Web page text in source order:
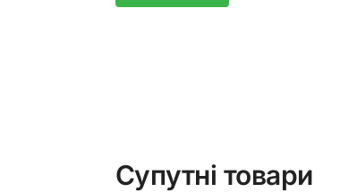
Супутні товари